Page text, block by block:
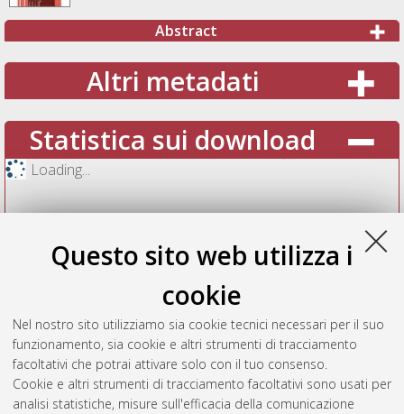
Questo sito web utilizza i
cookie
Nel nostro sito utilizziamo sia cookie tecnici necessari per il suo
funzionamento, sia cookie e altri strumenti di tracciamento
facoltativi che potrai attivare solo con il tuo consenso.
Cookie e altri strumenti di tracciamento facoltativi sono usati per
analisi statistiche, misure sull'efficacia della comunicazione
Abstract
Altri metadati
Statistica sui download
Loading...
Vedi altre statistiche